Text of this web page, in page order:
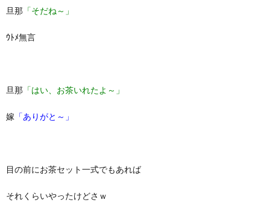
旦那 「そだね～」
ｳﾄﾒ無言
旦那 「はい、お茶いれたよ～」
嫁 「ありがと～」
目の前にお茶セット一式でもあれば
それくらいやったけどさｗ